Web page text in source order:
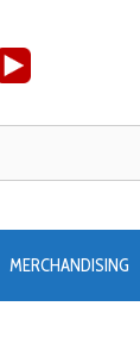
MERCHANDISING